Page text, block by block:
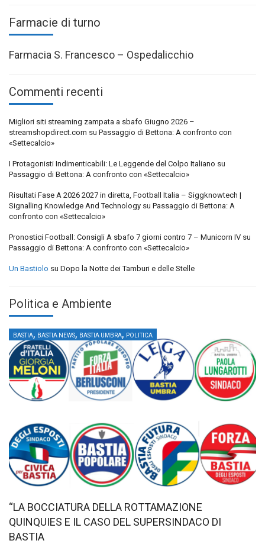
Farmacie di turno
Farmacia S. Francesco – Ospedalicchio
Commenti recenti
Migliori siti streaming zampata a sbafo Giugno 2026 –
streamshopdirect.com su Passaggio di Bettona: A confronto con
«Settecalcio»
I Protagonisti Indimenticabili: Le Leggende del Colpo Italiano su
Passaggio di Bettona: A confronto con «Settecalcio»
Risultati Fase A 2026 2027 in diretta, Football Italia – Siggknowtech |
Signalling Knowledge And Technology su Passaggio di Bettona: A
confronto con «Settecalcio»
Pronostici Football: Consigli A sbafo 7 giorni contro 7 – Municorn IV su
Passaggio di Bettona: A confronto con «Settecalcio»
Un Bastiolo su Dopo la Notte dei Tamburi e delle Stelle
Politica e Ambiente
BASTIA, BASTIA NEWS, BASTIA UMBRA, POLITICA
“LA BOCCIATURA DELLA ROTTAMAZIONE
QUINQUIES E IL CASO DEL SUPERSINDACO DI
BASTIA